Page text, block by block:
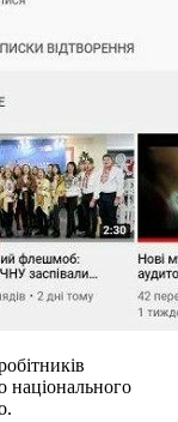
національного